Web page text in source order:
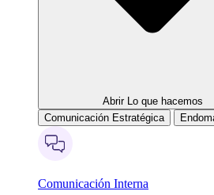
Abrir Lo que hacemos
Comunicación Estratégica
Comunicación Interna